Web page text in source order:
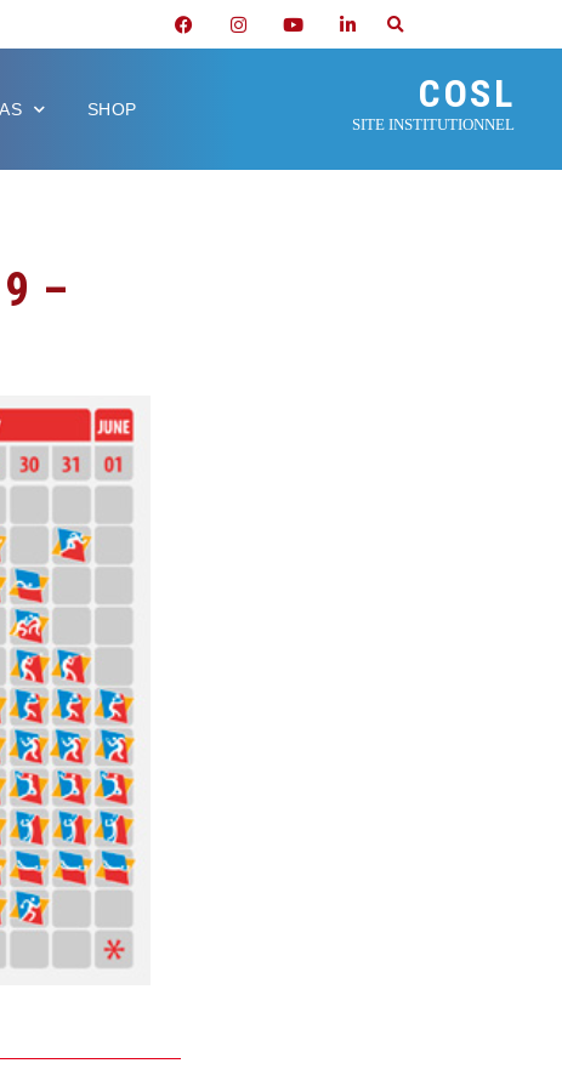
SHOP COSL
SITE INSTITUTIONNEL
–